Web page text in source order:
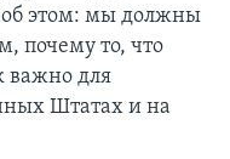
об этом: мы должны
почему то, что
важно для
Штатах и на